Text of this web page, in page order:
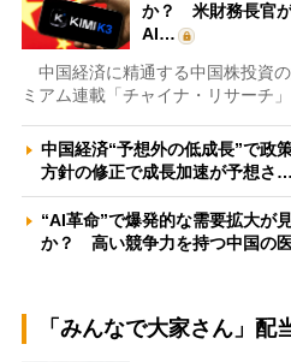
か？ 米財務長官
AI…
中国経済に精通する中国株投資
ミアム連載「チャイナ・リサーチ
中国経済“予想外の低成長”で
方針の修正で成長加速が予想さ…
“AI革命”で爆発的な需要拡大が
か？ 高い競争力を持つ中国の
「みんなで大家さん」